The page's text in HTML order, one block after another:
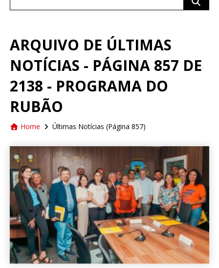
ARQUIVO DE ÚLTIMAS
NOTÍCIAS - PÁGINA 857 DE
2138 - PROGRAMA DO
RUBÃO
Home Últimas Notícias (Página 857)